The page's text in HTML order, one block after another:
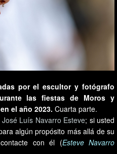
por el escultor y fotógrafo
las fiestas de Moros y
el año 2023. Cuarta parte.
José Luís Navarro Esteve; si usted
algún propósito más allá de su
con él (Esteve Navarro